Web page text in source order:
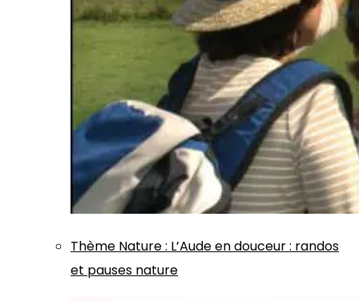
Thème Nature: L’Aude en douceur : randos
et pauses nature